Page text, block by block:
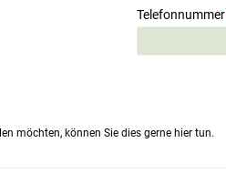
Telefonnummer
möchten, können Sie dies gerne hier tun.